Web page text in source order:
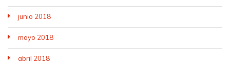
junio 2018
mayo 2018
abril 2018